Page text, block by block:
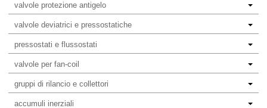
valvole protezione antigelo
valvole deviatrici e pressostatiche
pressostati e flussostati
valvole per fan-coil
gruppi di rilancio e collettori
accumuli inerziali